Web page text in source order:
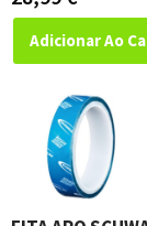
Adicionar Ao